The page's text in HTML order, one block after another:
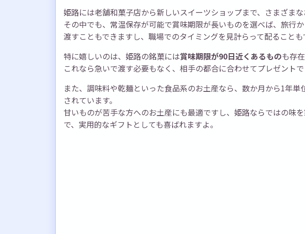
姫路には老舗和菓子店から新しいスイーツショップまで、さまざまな
その中でも、常温保存が可能で賞味期限が長いものを選べば、旅行
渡すこともできますし、職場でのタイミングを見計らって配ることも
特に嬉しいのは、姫路の銘菓には賞味期限が90日近くあるものも存
これなら急いで渡す必要もなく、相手の都合に合わせてプレゼントで
また、調味料や乾麺といった食品系のお土産なら、数か月から1年単
されています。
甘いものが苦手な方へのお土産にも最適ですし、姫路ならではの味
で、実用的なギフトとしても喜ばれますよ。